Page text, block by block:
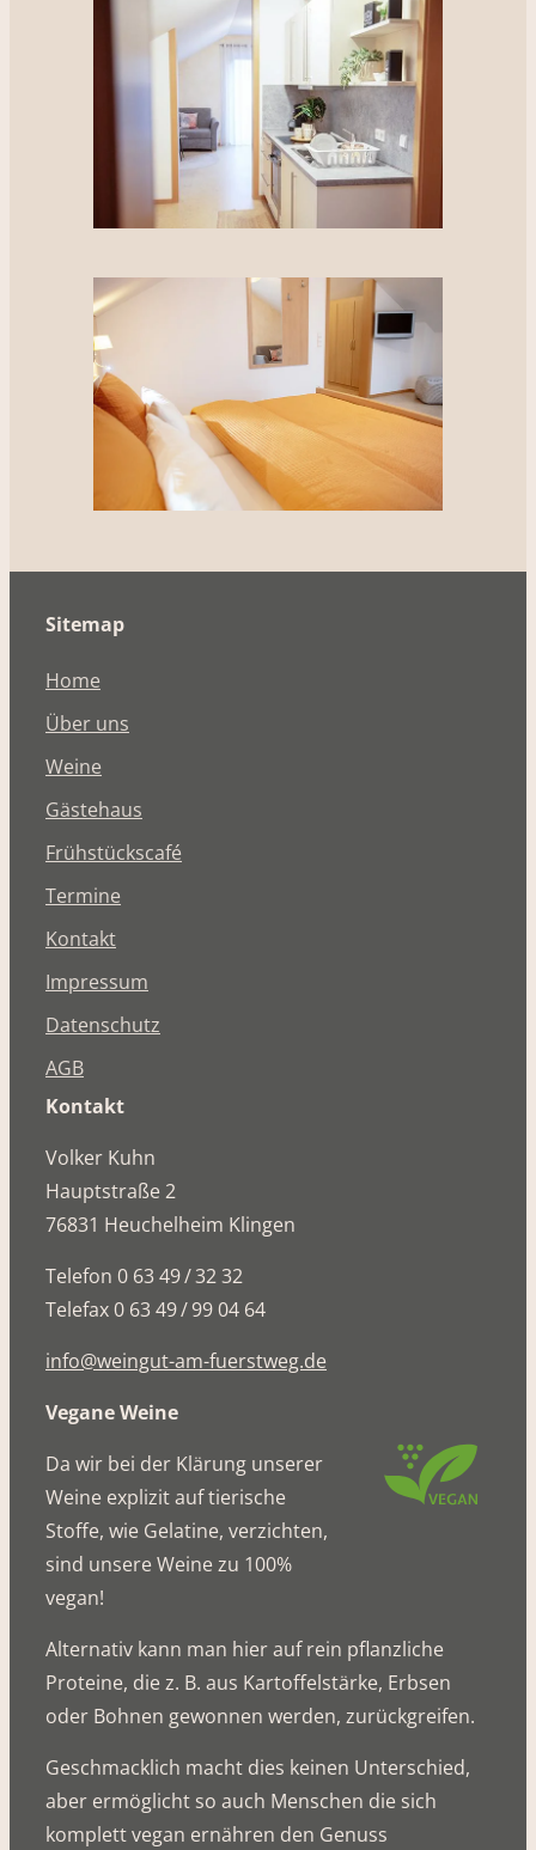
Sitemap
Home
Über uns
Weine
Gästehaus
Frühstückscafé
Termine
Kontakt
Impressum
Datenschutz
AGB
Kontakt
Volker Kuhn
Hauptstraße 2
76831 Heuchelheim Klingen
Telefon 0 63 49 / 32 32
Telefax 0 63 49 / 99 04 64
info@weingut-am-fuerstweg.de
Vegane Weine
Da wir bei der Klärung unserer
Weine explizit auf tierische
Stoffe, wie Gelatine, verzichten,
sind unsere Weine zu 100%
vegan!
Alternativ kann man hier auf rein pflanzliche
Proteine, die z. B. aus Kartoffelstärke, Erbsen
oder Bohnen gewonnen werden, zurückgreifen.
Geschmacklich macht dies keinen Unterschied,
aber ermöglicht so auch Menschen die sich
komplett vegan ernähren den Genuss